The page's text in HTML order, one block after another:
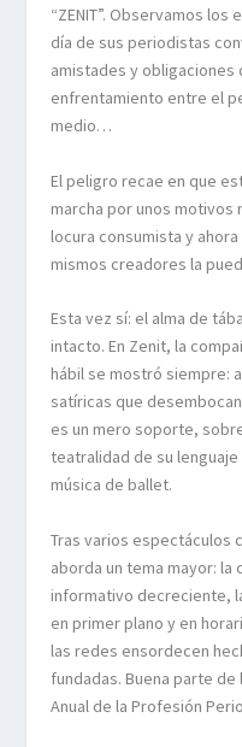
“ZENIT”. Observamos
día de sus periodistas
amistades y
enfrentamiento entre el
medio…
El peligro recae en que
marcha por unos motivos
locura consumista y
mismos creadores la
Esta vez sí: el alma de
intacto. En Zenit, la
hábil se mostró siempre:
satíricas que
es un mero soporte,
teatralidad de su
música de ballet.
Tras varios espectáculos
aborda un tema mayor:
informativo decreciente,
en primer plano y en
las redes ensordecen
fundadas. Buena parte
Anual de la Profesión